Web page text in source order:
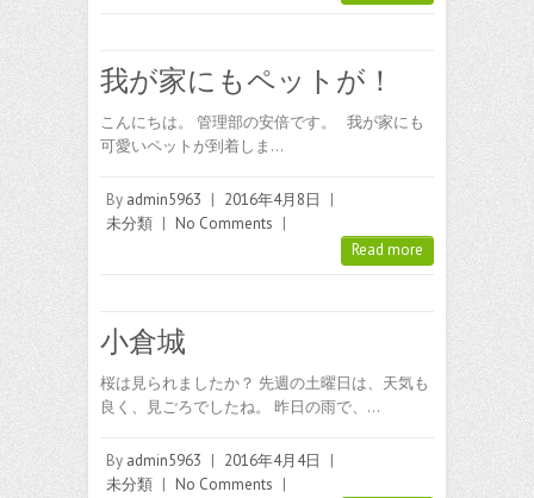
我が家にもペットが！
こんにちは。 管理部の安倍です。 我が家にも
可愛いペットが到着しま…
By admin5963 | 2016年4月8日
|
未分類 | No Comments |
Read more
小倉城
桜は見られましたか？ 先週の土曜日は、天気も
良く、見ごろでしたね。 昨日の雨で、…
By admin5963 | 2016年4月4日
|
未分類 | No Comments |